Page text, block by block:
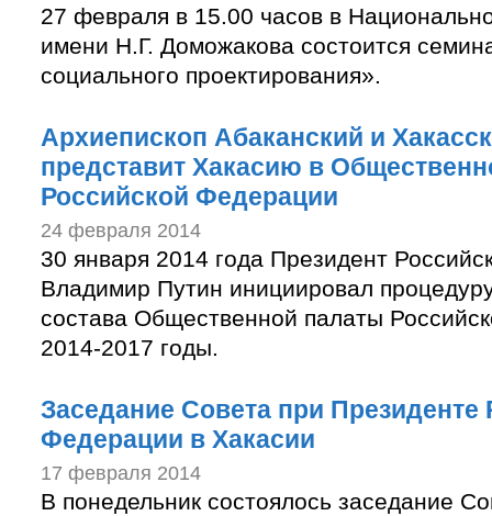
27 февраля в 15.00 часов в
имени Н.Г. Доможакова состоится
социального проектирования».
Архиепископ Абаканский и
представит Хакасию в
Российской Федерации
24 февраля 2014
30 января 2014 года Президент
Владимир Путин инициировал
состава Общественной палаты
2014-2017 годы.
Заседание Совета при Президенте
Федерации в Хакасии
17 февраля 2014
В понедельник состоялось заседание